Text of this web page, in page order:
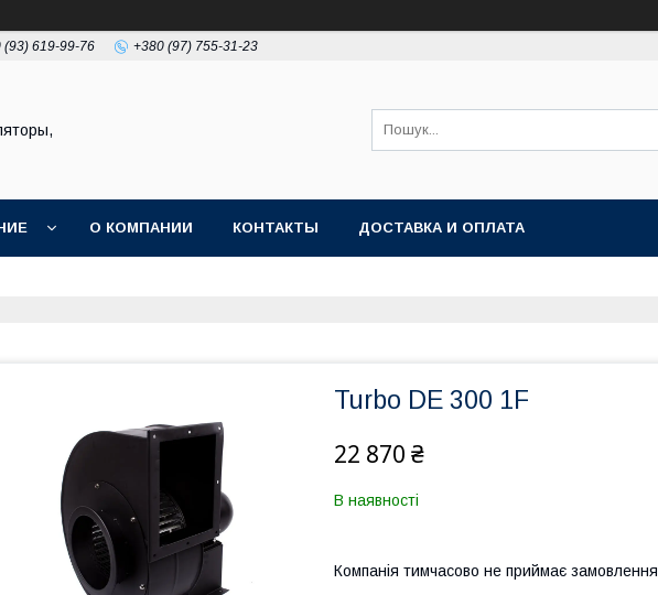
(93) 619-99-76 +380 (97) 755-31-23
О КОМПАНИИ КОНТАКТЫ ДОСТАВКА И ОПЛАТА
Turbo DE 300 1F
22 870 ₴
В наявності
Компанія тимчасово не приймає замовлення